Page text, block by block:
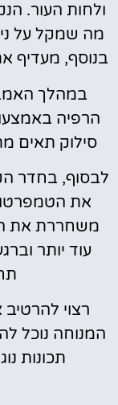
ולחות העור.
מה שמקל על
בנוסף, מעדיף
במהלך
הרפיה
סילוק תאים
את
משחררת את
עוד יותר
רצוי
המנוחה נוכל
תכונות